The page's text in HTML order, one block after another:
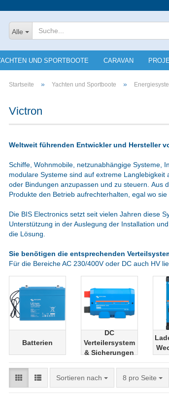
Alle
UND SPORTBOOTE CARAVAN
Startseite » Yachten und Sportboote »
Victron
Weltweit führenden Entwickler und Hersteller
Schiffe, Wohnmobile, netzunabhängige Systeme,
modulare Systeme sind auf extreme
oder Bindungen anzupassen und zu steuern. Aus
Produkte den Betrieb aufrechterhalten, egal wo sie
Die BIS Electronics setzt seit vielen Jahren diese
Unterstützung in der Auslegung der Installation
die Lösung.
Sie benötigen die entsprechenden
Für die Bereiche AC 230/400V oder DC auch HV
Batterien
DC
Verteilersystem
& Sicherungen
Sortieren nach
Sortieren nach 8 pro Seite
pro Seite